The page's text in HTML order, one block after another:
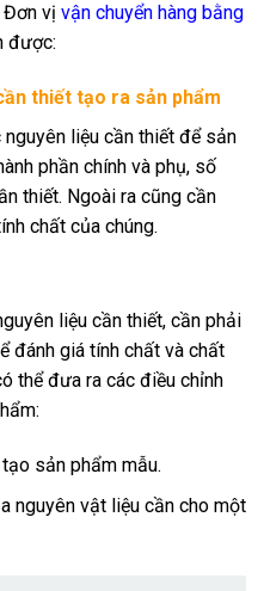
Đơn vị vận chuyển hàng bằng
được:
thiết tạo ra sản phẩm
liệu cần thiết để sản
phần chính và phụ, số
thiết. Ngoài ra cũng cần
chất của chúng.
liệu cần thiết, cần phải
đánh giá tính chất và chất
thể đưa ra các điều chỉnh
sản phẩm mẫu.
nguyên vật liệu cần cho một